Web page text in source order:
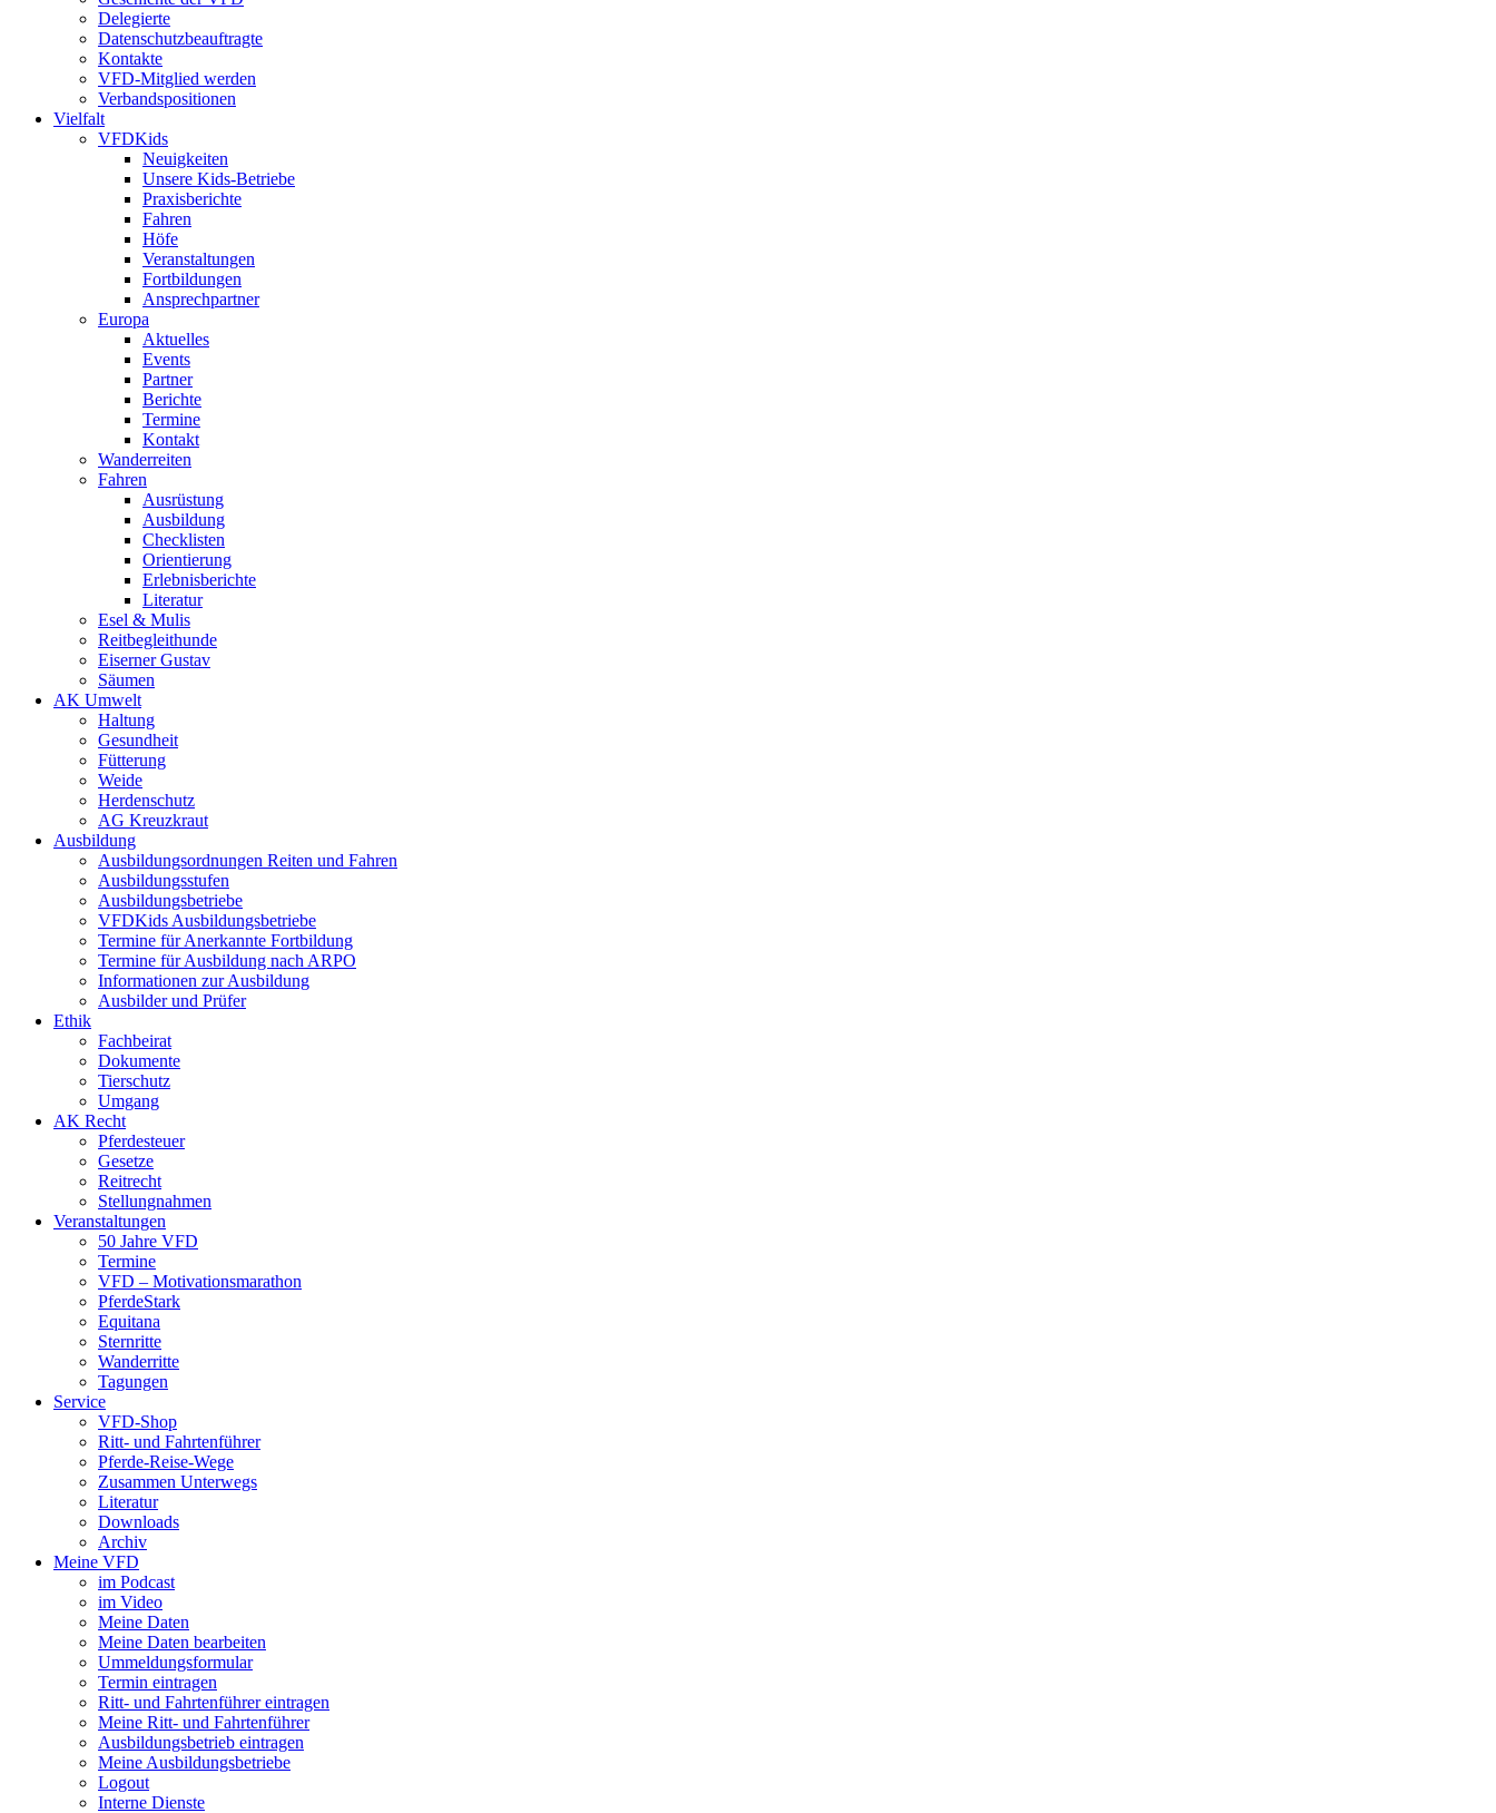
Delegierte
Datenschutzbeauftragte
Kontakte
VFD-Mitglied werden
Verbandspositionen
Vielfalt
VFDKids
Neuigkeiten
Unsere Kids-Betriebe
Praxisberichte
Fahren
Höfe
Veranstaltungen
Fortbildungen
Ansprechpartner
Europa
Aktuelles
Events
Partner
Berichte
Termine
Kontakt
Wanderreiten
Fahren
Ausrüstung
Ausbildung
Checklisten
Orientierung
Erlebnisberichte
Literatur
Esel & Mulis
Reitbegleithunde
Eiserner Gustav
Säumen
AK Umwelt
Haltung
Gesundheit
Fütterung
Weide
Herdenschutz
AG Kreuzkraut
Ausbildung
Ausbildungsordnungen Reiten und Fahren
Ausbildungsstufen
Ausbildungsbetriebe
VFDKids Ausbildungsbetriebe
Termine für Anerkannte Fortbildung
Termine für Ausbildung nach ARPO
Informationen zur Ausbildung
Ausbilder und Prüfer
Ethik
Fachbeirat
Dokumente
Tierschutz
Umgang
AK Recht
Pferdesteuer
Gesetze
Reitrecht
Stellungnahmen
Veranstaltungen
50 Jahre VFD
Termine
VFD – Motivationsmarathon
PferdeStark
Equitana
Sternritte
Wanderritte
Tagungen
Service
VFD-Shop
Ritt- und Fahrtenführer
Pferde-Reise-Wege
Zusammen Unterwegs
Literatur
Downloads
Archiv
Meine VFD
im Podcast
im Video
Meine Daten
Meine Daten bearbeiten
Ummeldungsformular
Termin eintragen
Ritt- und Fahrtenführer eintragen
Meine Ritt- und Fahrtenführer
Ausbildungsbetrieb eintragen
Meine Ausbildungsbetriebe
Logout
Interne Dienste